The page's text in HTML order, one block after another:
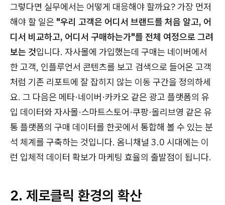
그렇다면 실무에서는 어떻게 대응해야 할까요? 가장 먼저
해야 할 일은 "우리 고객은 어디서 브랜드를 처음 알고, 어
디서 비교하고, 어디서 구매하는가"를 전체 여정으로 그려
보는 것입니다. 자사몰에 가입했는데 구매는 네이버에서
한 고객, 인플루언서 콘텐츠를 보고 검색으로 들어온 고객
처럼 기존 리포트에 잘 잡히지 않는 이동 구간을 정의하세
요. 그 다음은 메타·네이버·카카오 같은 광고 플랫폼의 유
입 데이터와 자사몰·스마트스토어·쿠팡·올리브영 같은 유
통 플랫폼의 구매 데이터를 한곳에서 통합해 볼 수 있는 분
석 체계를 구축하는 것입니다. 옴니채널 3.0 시대에는 이
런 입체적 데이터 확보가 마케팅 효율의 출발점이 됩니다.
2. 제로클릭 환경의 확산